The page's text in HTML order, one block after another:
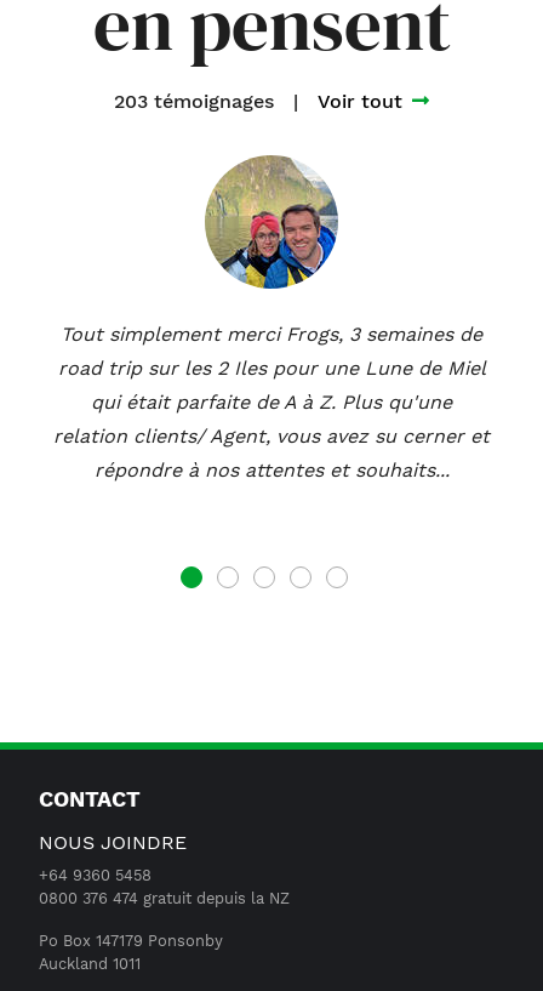
en pensent
203 témoignages | Voir tout
Tout simplement merci Frogs, 3 semaines de
road trip sur les 2 Iles pour une Lune de Miel
qui était parfaite de A à Z. Plus qu'une
relation clients/ Agent, vous avez su cerner et
répondre à nos attentes et souhaits...
1 2 3 4 5
CONTACT
NOUS JOINDRE
+64 9360 5458
0800 376 474 gratuit depuis la NZ
Po Box 147179 Ponsonby
Auckland 1011